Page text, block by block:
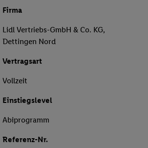
Firma
Lidl Vertriebs-GmbH & Co. KG,
Dettingen Nord
Vertragsart
Vollzeit
Einstiegslevel
Abiprogramm
Referenz-Nr.